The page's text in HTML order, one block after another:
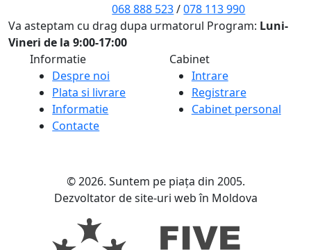
068 888 523/078 113 990
Va asteptam cu drag dupa urmatorul Program: Luni-
Vineri de la 9:00-17:00
Informatie
Despre noi
Plata si livrare
Informatie
Contacte
Cabinet
Intrare
Registrare
Cabinet personal
© 2026. Suntem pe piața din 2005.
Dezvoltator de site-uri web în Moldova